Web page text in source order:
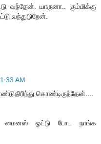
வந்தேன். யாருனா.. கும்மிக்கு
வந்துடுறேன்.
AM
கொண்டிருந்தேன்....
மைனஸ் ஓட்டு போட நாங்க